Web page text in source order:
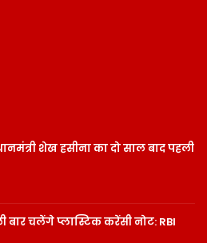
शेख हसीना का दो साल बाद पहली
बार चलेंगे प्लास्टिक करेंसी नोट: RBI